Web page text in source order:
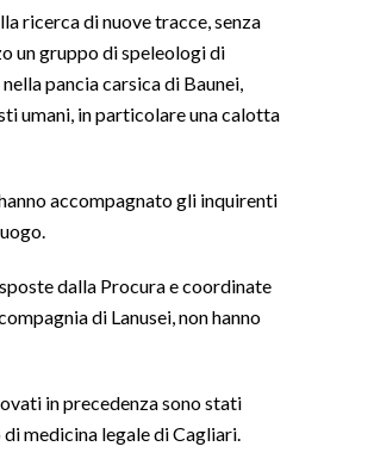
ricerca di nuove tracce, senza
un gruppo di speleologi di
pancia carsica di Baunei,
umani, in particolare una calotta
accompagnato gli inquirenti
dalla Procura e coordinate
di Lanusei, non hanno
in precedenza sono stati
medicina legale di Cagliari.